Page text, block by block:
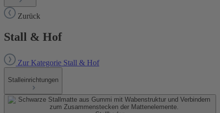
Zurück
Stall & Hof
Zur Kategorie Stall & Hof
Stalleinrichtungen